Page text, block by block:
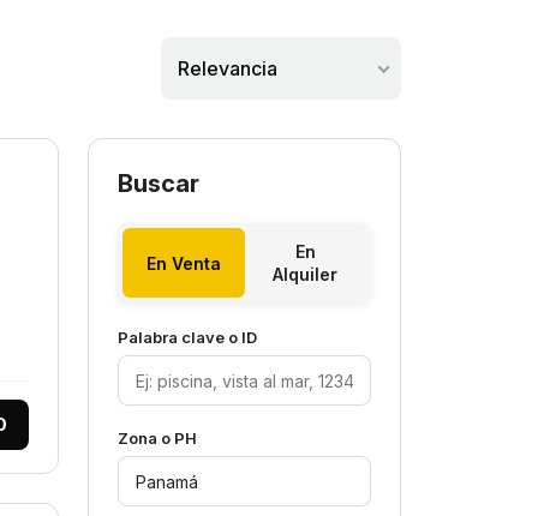
Relevancia
Buscar
En Venta
En
Alquiler
Palabra clave o ID
Zona o PH